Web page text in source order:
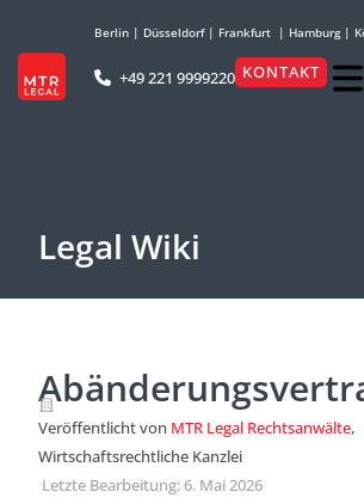
Berlin | Düsseldorf| Frankfurt | Hamburg|
+49 221 9999220 KONTAKT
Legal Wiki
Veröffentlicht von MTR Legal Rechtsanwälte,
Wirtschaftsrechtliche Kanzlei
·Letzte Bearbeitung: 6. Mai 2026